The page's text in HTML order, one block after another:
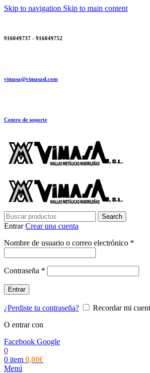
Skip to navigation Skip to main content
916049737 - 916049752
vimasa@vimasasl.com
Centro de soporte
Search
EntrarCrear una cuenta
Nombre de usuario o correo electrónico *
Contraseña *
Entrar
¿Perdiste tu contraseña?
Recordar mi
O entrar con
Facebook Google
0
0 item 0,00€
Menú